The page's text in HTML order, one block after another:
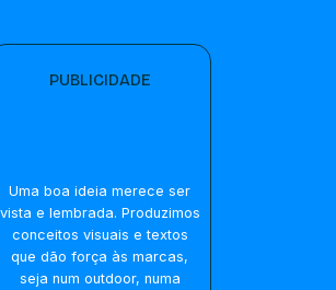
PUBLICIDADE
Uma boa ideia merece ser
vista e lembrada. Produzimos
conceitos visuais e textos
que dão força às marcas,
seja num outdoor, numa